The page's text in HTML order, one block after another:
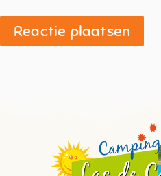
Reactie plaatsen